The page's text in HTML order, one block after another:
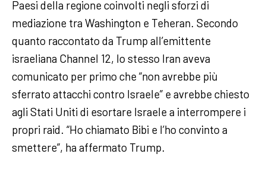
Paesi della regione coinvolti negli sforzi di
mediazione tra Washington e Teheran. Secondo
quanto raccontato da Trump all’emittente
israeliana Channel 12, lo stesso Iran aveva
comunicato per primo che “non avrebbe più
sferrato attacchi contro Israele” e avrebbe chiesto
agli Stati Uniti di esortare Israele a interrompere i
propri raid. “Ho chiamato Bibi e l’ho convinto a
smettere”, ha affermato Trump.